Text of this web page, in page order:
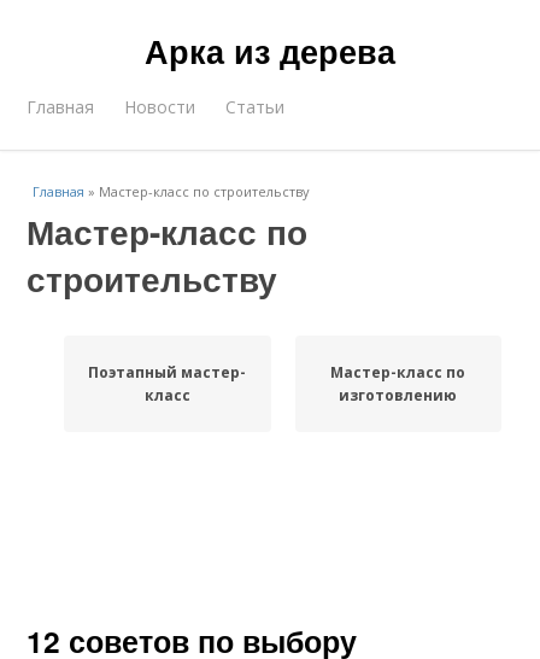
Арка из дерева
Главная Новости Статьи
Главная » Мастер-класс по строительству
Мастер-класс по
строительству
Поэтапный мастер-
класс
Мастер-класс по
изготовлению
12 советов по выбору